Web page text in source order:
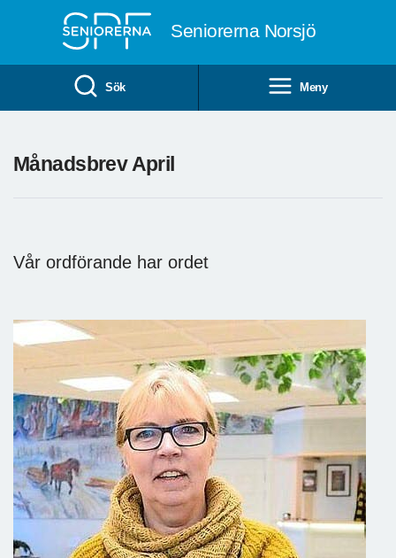
Seniorerna Norsjö
Sök Meny
Månadsbrev April
Vår ordförande har ordet